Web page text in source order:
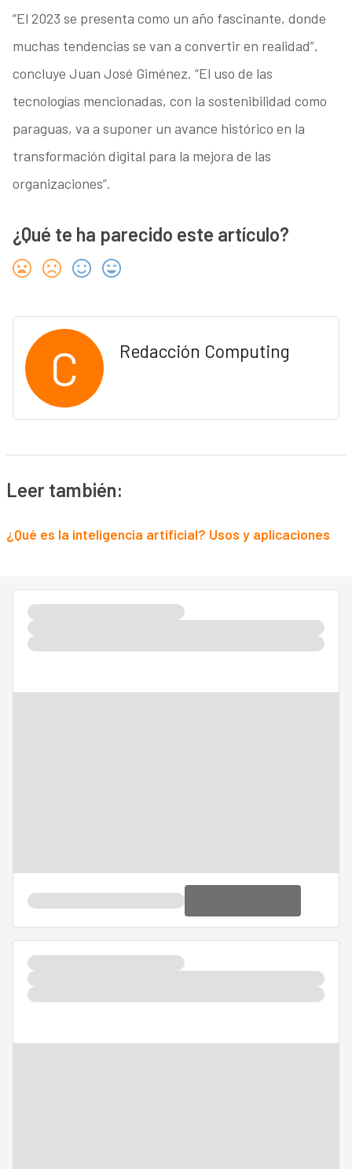
“El 2023 se presenta como un año fascinante, donde
muchas tendencias se van a convertir en realidad”,
concluye Juan José Giménez. “El uso de las
tecnologías mencionadas, con la sostenibilidad como
paraguas, va a suponer un avance histórico en la
transformación digital para la mejora de las
organizaciones”.
¿Qué te ha parecido este artículo?
C Redacción Computing
Leer también:
¿Qué es la inteligencia artificial? Usos y aplicaciones